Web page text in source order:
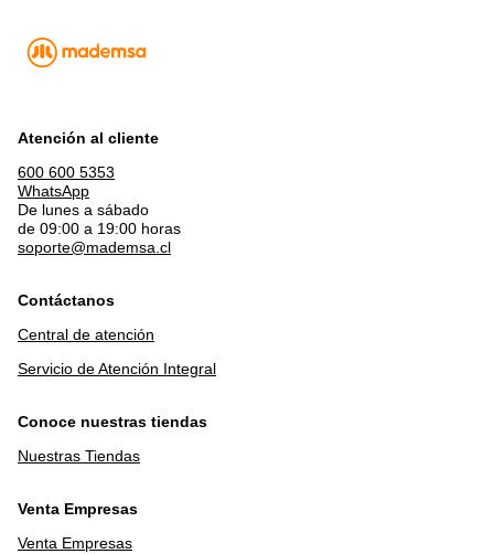
Atención al cliente
600 600 5353
WhatsApp
De lunes a sábado
de 09:00 a 19:00 horas
soporte@mademsa.cl
Contáctanos
Central de atención
Servicio de Atención Integral
Conoce nuestras tiendas
Nuestras Tiendas
Venta Empresas
Venta Empresas